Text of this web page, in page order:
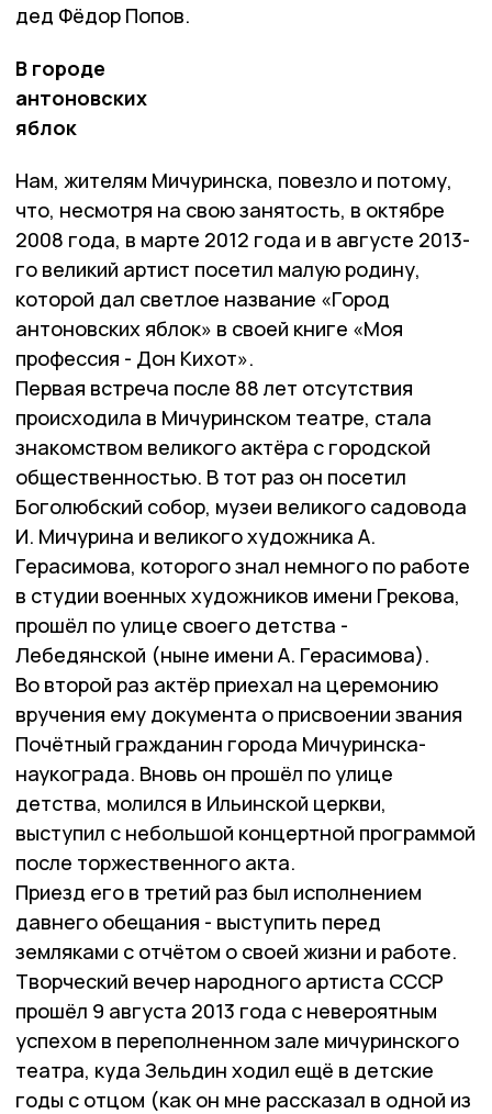
дед Фёдор Попов.
В городе
антоновских
яблок
Нам, жителям Мичуринска, повезло и потому,
что, несмотря на свою занятость, в октябре
2008 года, в марте 2012 года и в августе 2013-
го великий артист посетил малую родину,
которой дал светлое название «Город
антоновских яблок» в своей книге «Моя
профессия - Дон Кихот».
Первая встреча после 88 лет отсутствия
происходила в Мичуринском театре, стала
знакомством великого актёра с городской
общественностью. В тот раз он посетил
Боголюбский собор, музеи великого садовода
И. Мичурина и великого художника А.
Герасимова, которого знал немного по работе
в студии военных художников имени Грекова,
прошёл по улице своего детства -
Лебедянской (ныне имени А. Герасимова).
Во второй раз актёр приехал на церемонию
вручения ему документа о присвоении звания
Почётный гражданин города Мичуринска-
наукограда. Вновь он прошёл по улице
детства, молился в Ильинской церкви,
выступил с небольшой концертной программой
после торжественного акта.
Приезд его в третий раз был исполнением
давнего обещания - выступить перед
земляками с отчётом о своей жизни и работе.
Творческий вечер народного артиста СССР
прошёл 9 августа 2013 года с невероятным
успехом в переполненном зале мичуринского
театра, куда Зельдин ходил ещё в детские
годы с отцом (как он мне рассказал в одной из